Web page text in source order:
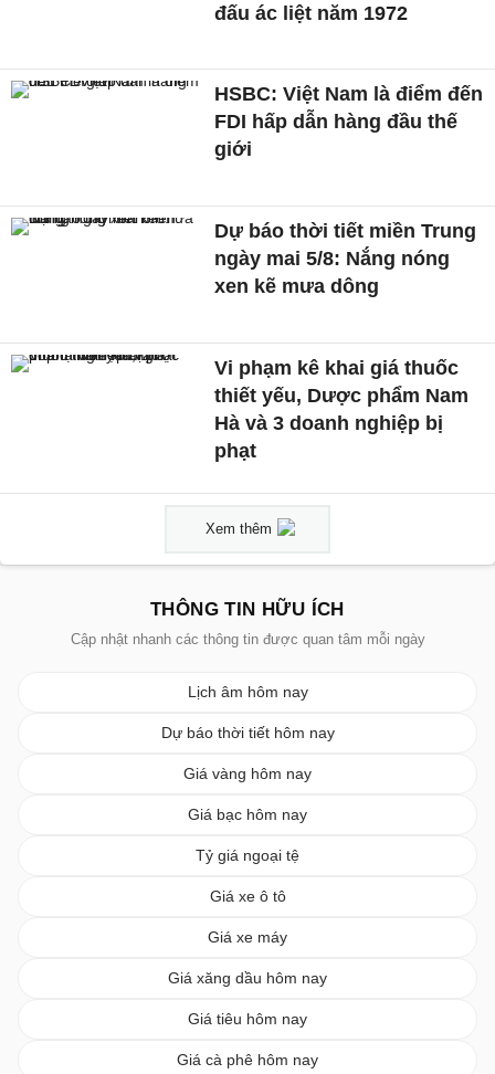
đấu ác liệt năm 1972
HSBC: Việt Nam là điểm đến
FDI hấp dẫn hàng đầu thế
giới
Dự báo thời tiết miền Trung
ngày mai 5/8: Nắng nóng
xen kẽ mưa dông
Vi phạm kê khai giá thuốc
thiết yếu, Dược phẩm Nam
Hà và 3 doanh nghiệp bị
phạt
Xem thêm
THÔNG TIN HỮU ÍCH
Cập nhật nhanh các thông tin được quan tâm mỗi ngày
Lịch âm hôm nay
Dự báo thời tiết hôm nay
Giá vàng hôm nay
Giá bạc hôm nay
Tỷ giá ngoại tệ
Giá xe ô tô
Giá xe máy
Giá xăng dầu hôm nay
Giá tiêu hôm nay
Giá cà phê hôm nay